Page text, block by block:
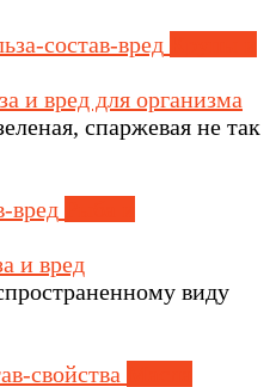
и вред для организма
спаржевая не так
и вред
виду